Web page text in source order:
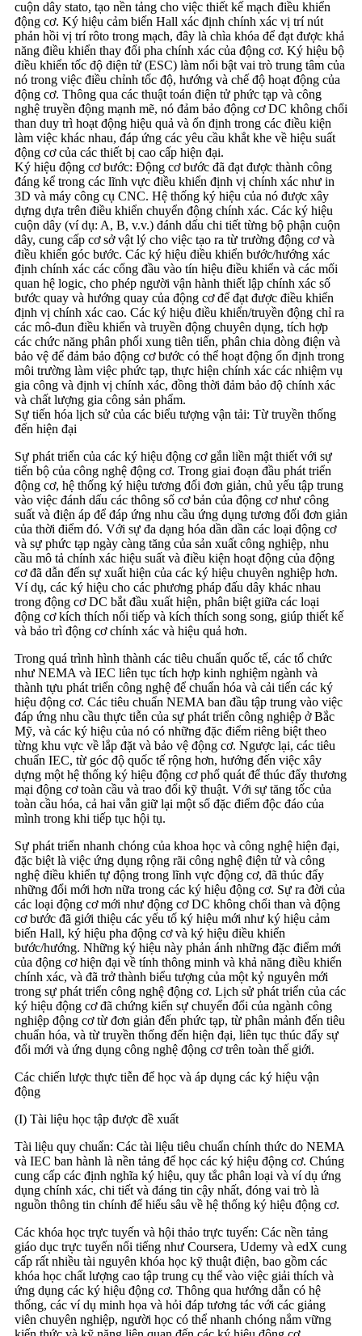
cuộn dây stato, tạo nền tảng cho việc thiết kế mạch điều khiển
động cơ. Ký hiệu cảm biến Hall xác định chính xác vị trí nút
phản hồi vị trí rôto trong mạch, đây là chìa khóa để đạt được khả
năng điều khiển thay đổi pha chính xác của động cơ. Ký hiệu bộ
điều khiển tốc độ điện tử (ESC) làm nổi bật vai trò trung tâm của
nó trong việc điều chỉnh tốc độ, hướng và chế độ hoạt động của
động cơ. Thông qua các thuật toán điện tử phức tạp và công
nghệ truyền động mạnh mẽ, nó đảm bảo động cơ DC không chổi
than duy trì hoạt động hiệu quả và ổn định trong các điều kiện
làm việc khác nhau, đáp ứng các yêu cầu khắt khe về hiệu suất
động cơ của các thiết bị cao cấp hiện đại.
Ký hiệu động cơ bước: Động cơ bước đã đạt được thành công
đáng kể trong các lĩnh vực điều khiển định vị chính xác như in
3D và máy công cụ CNC. Hệ thống ký hiệu của nó được xây
dựng dựa trên điều khiển chuyển động chính xác. Các ký hiệu
cuộn dây (ví dụ: A, B, v.v.) đánh dấu chi tiết từng bộ phận cuộn
dây, cung cấp cơ sở vật lý cho việc tạo ra từ trường động cơ và
điều khiển góc bước. Các ký hiệu điều khiển bước/hướng xác
định chính xác các cổng đầu vào tín hiệu điều khiển và các mối
quan hệ logic, cho phép người vận hành thiết lập chính xác số
bước quay và hướng quay của động cơ để đạt được điều khiển
định vị chính xác cao. Các ký hiệu điều khiển/truyền động chỉ ra
các mô-đun điều khiển và truyền động chuyên dụng, tích hợp
các chức năng phân phối xung tiên tiến, phân chia dòng điện và
bảo vệ để đảm bảo động cơ bước có thể hoạt động ổn định trong
môi trường làm việc phức tạp, thực hiện chính xác các nhiệm vụ
gia công và định vị chính xác, đồng thời đảm bảo độ chính xác
và chất lượng gia công sản phẩm.
Sự tiến hóa lịch sử của các biểu tượng vận tải: Từ truyền thống
đến hiện đại
Sự phát triển của các ký hiệu động cơ gắn liền mật thiết với sự
tiến bộ của công nghệ động cơ. Trong giai đoạn đầu phát triển
động cơ, hệ thống ký hiệu tương đối đơn giản, chủ yếu tập trung
vào việc đánh dấu các thông số cơ bản của động cơ như công
suất và điện áp để đáp ứng nhu cầu ứng dụng tương đối đơn giản
của thời điểm đó. Với sự đa dạng hóa dần dần các loại động cơ
và sự phức tạp ngày càng tăng của sản xuất công nghiệp, nhu
cầu mô tả chính xác hiệu suất và điều kiện hoạt động của động
cơ đã dẫn đến sự xuất hiện của các ký hiệu chuyên nghiệp hơn.
Ví dụ, các ký hiệu cho các phương pháp đấu dây khác nhau
trong động cơ DC bắt đầu xuất hiện, phân biệt giữa các loại
động cơ kích thích nối tiếp và kích thích song song, giúp thiết kế
và bảo trì động cơ chính xác và hiệu quả hơn.
Trong quá trình hình thành các tiêu chuẩn quốc tế, các tổ chức
như NEMA và IEC liên tục tích hợp kinh nghiệm ngành và
thành tựu phát triển công nghệ để chuẩn hóa và cải tiến các ký
hiệu động cơ. Các tiêu chuẩn NEMA ban đầu tập trung vào việc
đáp ứng nhu cầu thực tiễn của sự phát triển công nghiệp ở Bắc
Mỹ, và các ký hiệu của nó có những đặc điểm riêng biệt theo
từng khu vực về lắp đặt và bảo vệ động cơ. Ngược lại, các tiêu
chuẩn IEC, từ góc độ quốc tế rộng hơn, hướng đến việc xây
dựng một hệ thống ký hiệu động cơ phổ quát để thúc đẩy thương
mại động cơ toàn cầu và trao đổi kỹ thuật. Với sự tăng tốc của
toàn cầu hóa, cả hai vẫn giữ lại một số đặc điểm độc đáo của
mình trong khi tiếp tục hội tụ.
Sự phát triển nhanh chóng của khoa học và công nghệ hiện đại,
đặc biệt là việc ứng dụng rộng rãi công nghệ điện tử và công
nghệ điều khiển tự động trong lĩnh vực động cơ, đã thúc đẩy
những đổi mới hơn nữa trong các ký hiệu động cơ. Sự ra đời của
các loại động cơ mới như động cơ DC không chổi than và động
cơ bước đã giới thiệu các yếu tố ký hiệu mới như ký hiệu cảm
biến Hall, ký hiệu pha động cơ và ký hiệu điều khiển
bước/hướng. Những ký hiệu này phản ánh những đặc điểm mới
của động cơ hiện đại về tính thông minh và khả năng điều khiển
chính xác, và đã trở thành biểu tượng của một kỷ nguyên mới
trong sự phát triển công nghệ động cơ. Lịch sử phát triển của các
ký hiệu động cơ đã chứng kiến ​​sự chuyển đổi của ngành công
nghiệp động cơ từ đơn giản đến phức tạp, từ phân mảnh đến tiêu
chuẩn hóa, và từ truyền thống đến hiện đại, liên tục thúc đẩy sự
đổi mới và ứng dụng công nghệ động cơ trên toàn thế giới.
Các chiến lược thực tiễn để học và áp dụng các ký hiệu vận
động
(I) Tài liệu học tập được đề xuất
Tài liệu quy chuẩn: Các tài liệu tiêu chuẩn chính thức do NEMA
và IEC ban hành là nền tảng để học các ký hiệu động cơ. Chúng
cung cấp các định nghĩa ký hiệu, quy tắc phân loại và ví dụ ứng
dụng chính xác, chi tiết và đáng tin cậy nhất, đóng vai trò là
nguồn thông tin chính để hiểu sâu về hệ thống ký hiệu động cơ.
Các khóa học trực tuyến và hội thảo trực tuyến: Các nền tảng
giáo dục trực tuyến nổi tiếng như Coursera, Udemy và edX cung
cấp rất nhiều tài nguyên khóa học kỹ thuật điện, bao gồm các
khóa học chất lượng cao tập trung cụ thể vào việc giải thích và
ứng dụng các ký hiệu động cơ. Thông qua hướng dẫn có hệ
thống, các ví dụ minh họa và hỏi đáp tương tác với các giảng
viên chuyên nghiệp, người học có thể nhanh chóng nắm vững